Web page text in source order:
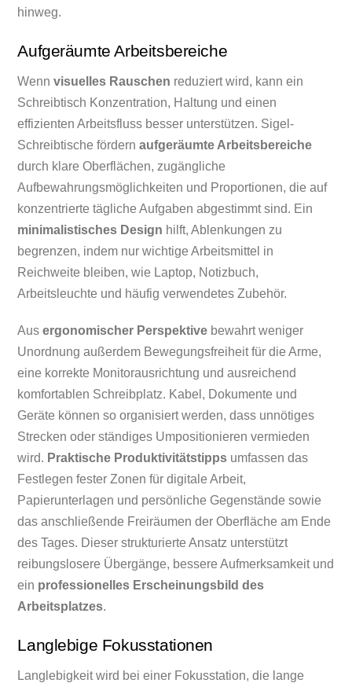
hinweg.
Aufgeräumte Arbeitsbereiche
Wennvisuelles Rauschen reduziert wird, kann ein
Schreibtisch Konzentration, Haltung und einen
effizienten Arbeitsfluss besser unterstützen. Sigel-
Schreibtische fördernaufgeräumte Arbeitsbereiche
durch klare Oberflächen, zugängliche
Aufbewahrungsmöglichkeiten und Proportionen, die auf
konzentrierte tägliche Aufgaben abgestimmt sind. Ein
minimalistisches Design hilft, Ablenkungen zu
begrenzen, indem nur wichtige Arbeitsmittel in
Reichweite bleiben, wie Laptop, Notizbuch,
Arbeitsleuchte und häufig verwendetes Zubehör.
Ausergonomischer Perspektive bewahrt weniger
Unordnung außerdem Bewegungsfreiheit für die Arme,
eine korrekte Monitorausrichtung und ausreichend
komfortablen Schreibplatz. Kabel, Dokumente und
Geräte können so organisiert werden, dass unnötiges
Strecken oder ständiges Umpositionieren vermieden
wird. Praktische Produktivitätstipps umfassen das
Festlegen fester Zonen für digitale Arbeit,
Papierunterlagen und persönliche Gegenstände sowie
das anschließende Freiräumen der Oberfläche am Ende
des Tages. Dieser strukturierte Ansatz unterstützt
reibungslosere Übergänge, bessere Aufmerksamkeit und
ein professionelles Erscheinungsbild des
Arbeitsplatzes.
Langlebige Fokusstationen
Langlebigkeit wird bei einer Fokusstation, die lange